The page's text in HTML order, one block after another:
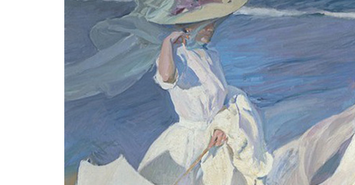
Hit enter to search or ESC to close